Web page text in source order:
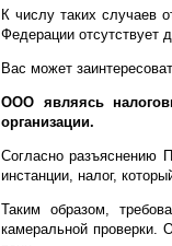
К числу таких случаев
Федерации отсутствует
Вас может
ООО являясь
организации.
Согласно разъяснению
инстанции, налог,
Таким образом,
камеральной проверки.